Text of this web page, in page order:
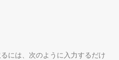
には、次のように入力するだけ